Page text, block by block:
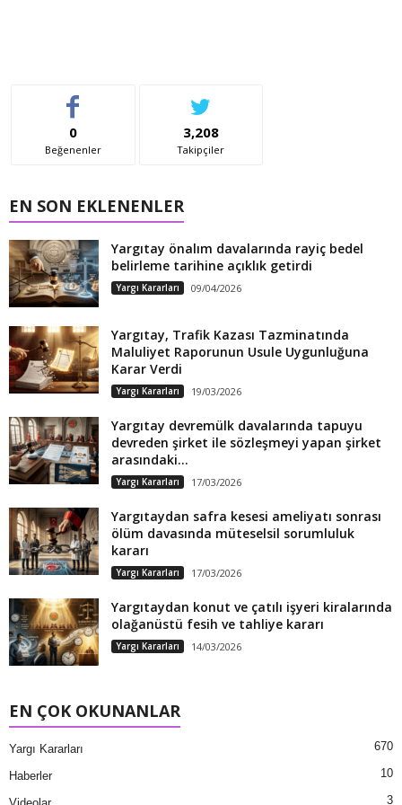
0
Beğenenler
3,208
Takipçiler
EN SON EKLENENLER
Yargıtay önalım davalarında rayiç bedel
belirleme tarihine açıklık getirdi
Yargı Kararları 09/04/2026
Yargıtay, Trafik Kazası Tazminatında
Maluliyet Raporunun Usule Uygunluğuna
Karar Verdi
Yargı Kararları 19/03/2026
Yargıtay devremülk davalarında tapuyu
devreden şirket ile sözleşmeyi yapan şirket
arasındaki...
Yargı Kararları 17/03/2026
Yargıtaydan safra kesesi ameliyatı sonrası
ölüm davasında müteselsil sorumluluk
kararı
Yargı Kararları 17/03/2026
Yargıtaydan konut ve çatılı işyeri kiralarında
olağanüstü fesih ve tahliye kararı
Yargı Kararları 14/03/2026
EN ÇOK OKUNANLAR
Yargı Kararları 670
Haberler 10
3